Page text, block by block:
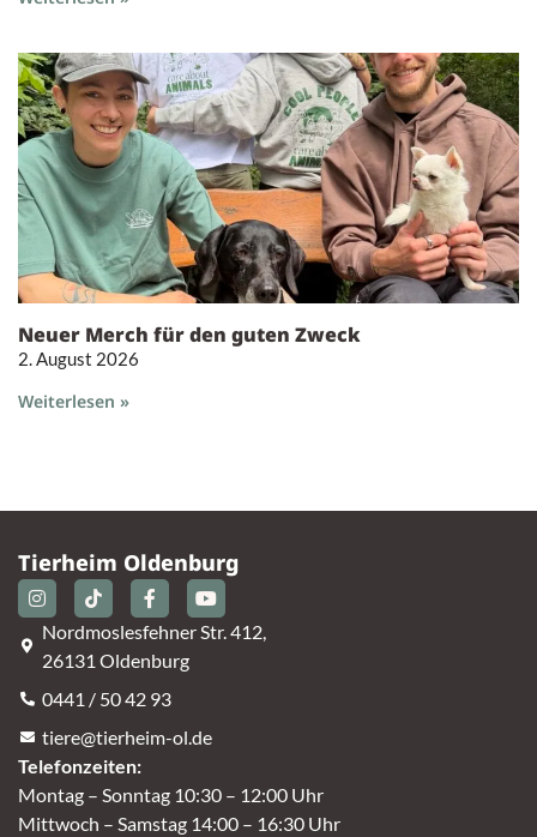
Neuer Merch für den guten Zweck
2. August 2026
Weiterlesen »
Tierheim Oldenburg
Nordmoslesfehner Str. 412,
26131 Oldenburg
0441 / 50 42 93
tiere@tierheim-ol.de
Telefonzeiten:
Montag – Sonntag 10:30 – 12:00 Uhr
Mittwoch – Samstag 14:00 – 16:30 Uhr